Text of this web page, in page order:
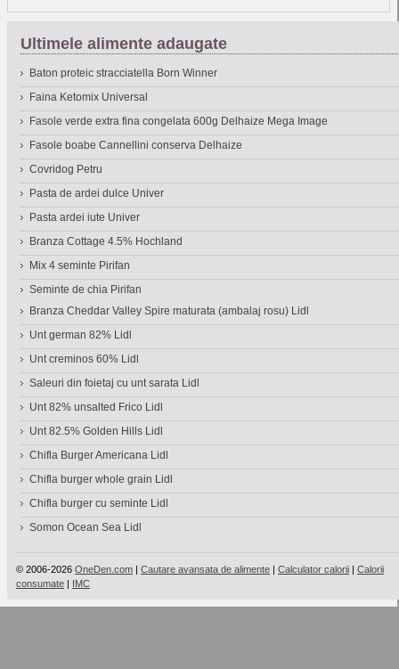
Ultimele alimente adaugate
Baton proteic stracciatella Born Winner
Faina Ketomix Universal
Fasole verde extra fina congelata 600g Delhaize Mega Image
Fasole boabe Cannellini conserva Delhaize
Covridog Petru
Pasta de ardei dulce Univer
Pasta ardei iute Univer
Branza Cottage 4.5% Hochland
Mix 4 seminte Pirifan
Seminte de chia Pirifan
Branza Cheddar Valley Spire maturata (ambalaj rosu) Lidl
Unt german 82% Lidl
Unt creminos 60% Lidl
Saleuri din foietaj cu unt sarata Lidl
Unt 82% unsalted Frico Lidl
Unt 82.5% Golden Hills Lidl
Chifla Burger Americana Lidl
Chifla burger whole grain Lidl
Chifla burger cu seminte Lidl
Somon Ocean Sea Lidl
© 2006-2026 OneDen.com | Cautare avansata de alimente | Calculator calorii | Calorii
consumate | IMC